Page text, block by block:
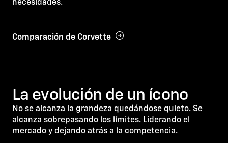
necesidades.
Comparación de Corvette
La evolución de un ícono
No se alcanza la grandeza quedándose quieto. Se
alcanza sobrepasando los límites. Liderando el
mercado y dejando atrás a la competencia.